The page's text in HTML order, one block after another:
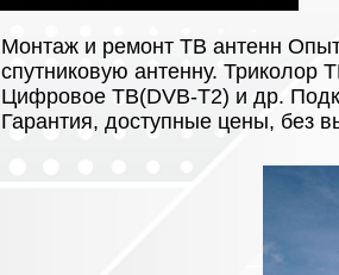
Монтаж и ремонт ТВ антенн
спутниковую антенну.
Цифровое ТВ(DVB-T2) и др.
Гарантия, доступные цены, без